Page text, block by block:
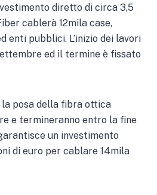
diretto di circa 3,5
cablerà 12mila case,
enti pubblici. L’inizio dei lavori
ed il termine è fissato
la posa della fibra ottica
e termineranno entro la fine
un investimento
di euro per cablare 14mila